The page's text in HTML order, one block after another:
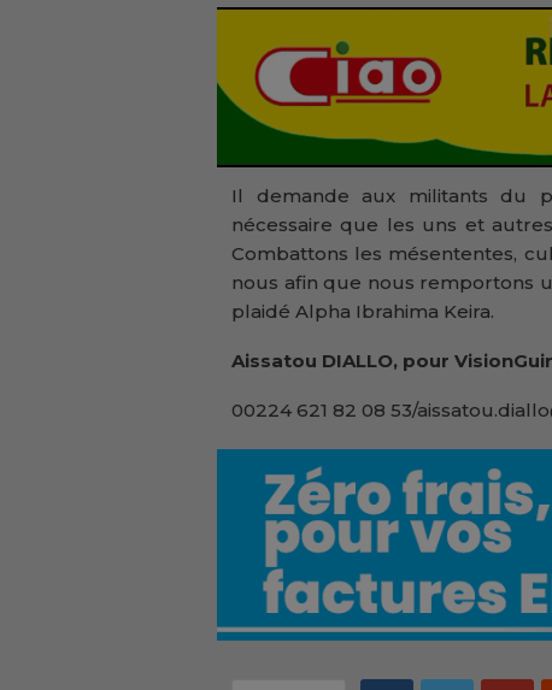
Il demande aux militants du
nécessaire que les uns et
Combattons les mésententes,
nous afin que nous remportons
plaidé Alpha Ibrahima Keira.
Aissatou DIALLO, pour
00224 621 82 08 53/